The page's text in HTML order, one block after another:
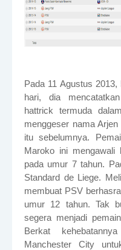
Pada 11 Agustus
hari, dia
hattrick termuda
menggeser nama
itu sebelumnya.
Maroko ini mengawali
pada umur 7 tahun.
Standard de Liege.
membuat PSV
umur 12 tahun. Tak
segera menjadi
Berkat
Manchester City